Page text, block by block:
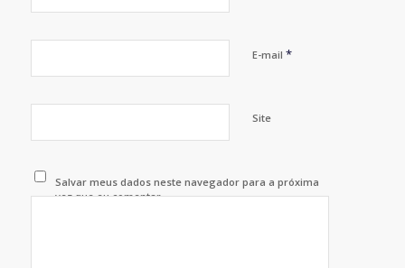
E-mail *
Site
Salvar meus dados neste navegador para a próxima
vez que eu comentar.